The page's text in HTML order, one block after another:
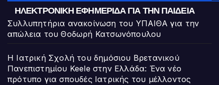
ΗΛΕΚΤΡΟΝΙΚΉ ΕΦΗΜΕΡΊΔΑ ΓΙΑ ΤΗΝ ΠΑΙΔΕΊΑ
Συλλυπητήρια ανακοίνωση του ΥΠΑΙΘΑ για την
απώλεια του Θοδωρή Κατσωνόπουλου
Η Ιατρική Σχολή του δημόσιου Βρετανικού
Πανεπιστημίου Keele στην Ελλάδα: Ένα νέο
πρότυπο για σπουδές Ιατρικής του μέλλοντος